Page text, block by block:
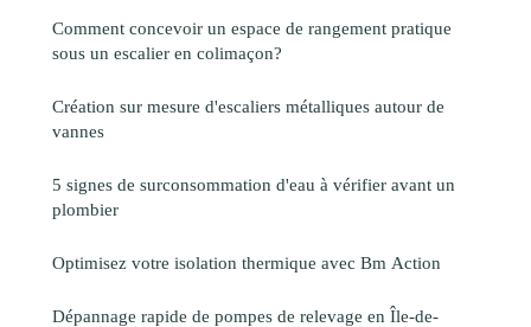
Comment concevoir un espace de rangement pratique
sous un escalier en colimaçon?
Création sur mesure d'escaliers métalliques autour de
vannes
5 signes de surconsommation d'eau à vérifier avant un
plombier
Optimisez votre isolation thermique avec Bm Action
Dépannage rapide de pompes de relevage en Île-de-